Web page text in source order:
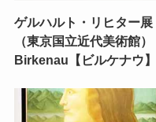
ゲルハルト・リヒター展
（東京国立近代美術館）
Birkenau【ビルケナウ】